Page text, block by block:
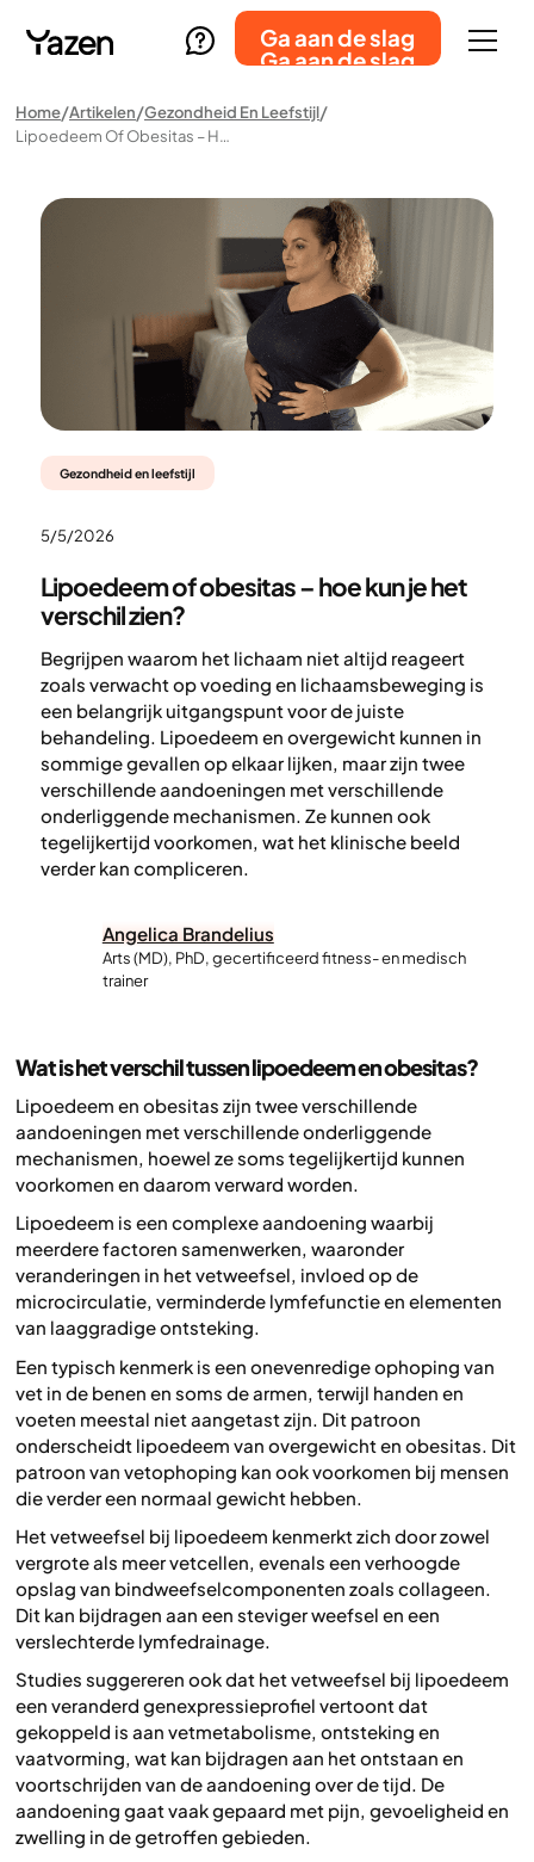
Ga aan de slag
Ga aan de slag
Home Artikelen Gezondheid En Leefstijl
Lipoedeem Of Obesitas – Hoe Kun Je Het Verschil Zien?
Gezondheid en leefstijl
5/5/2026
Lipoedeem of obesitas – hoe kun je het
verschil zien?
Begrijpen waarom het lichaam niet altijd reageert
zoals verwacht op voeding en lichaamsbeweging is
een belangrijk uitgangspunt voor de juiste
behandeling. Lipoedeem en overgewicht kunnen in
sommige gevallen op elkaar lijken, maar zijn twee
verschillende aandoeningen met verschillende
onderliggende mechanismen. Ze kunnen ook
tegelijkertijd voorkomen, wat het klinische beeld
verder kan compliceren.
Angelica Brandelius
Arts (MD), PhD, gecertificeerd fitness- en medisch
trainer
Wat is het verschil tussen lipoedeem en obesitas?
Lipoedeem en obesitas zijn twee verschillende
aandoeningen met verschillende onderliggende
mechanismen, hoewel ze soms tegelijkertijd kunnen
voorkomen en daarom verward worden.
Lipoedeem is een complexe aandoening waarbij
meerdere factoren samenwerken, waaronder
veranderingen in het vetweefsel, invloed op de
microcirculatie, verminderde lymfefunctie en elementen
van laaggradige ontsteking.
Een typisch kenmerk is een onevenredige ophoping van
vet in de benen en soms de armen, terwijl handen en
voeten meestal niet aangetast zijn. Dit patroon
onderscheidt lipoedeem van overgewicht en obesitas. Dit
patroon van vetophoping kan ook voorkomen bij mensen
die verder een normaal gewicht hebben.
Het vetweefsel bij lipoedeem kenmerkt zich door zowel
vergrote als meer vetcellen, evenals een verhoogde
opslag van bindweefselcomponenten zoals collageen.
Dit kan bijdragen aan een steviger weefsel en een
verslechterde lymfedrainage.
Studies suggereren ook dat het vetweefsel bij lipoedeem
een veranderd genexpressieprofiel vertoont dat
gekoppeld is aan vetmetabolisme, ontsteking en
vaatvorming, wat kan bijdragen aan het ontstaan en
voortschrijden van de aandoening over de tijd. De
aandoening gaat vaak gepaard met pijn, gevoeligheid en
zwelling in de getroffen gebieden.